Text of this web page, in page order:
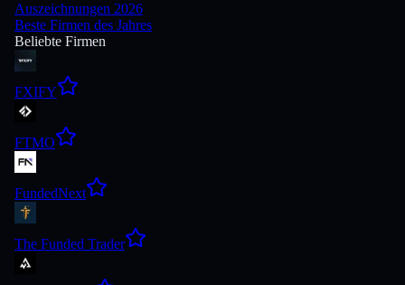
Auszeichnungen 2026
Beste Firmen des Jahres
Beliebte Firmen
FXIFY
FTMO
FundedNext
The Funded Trader